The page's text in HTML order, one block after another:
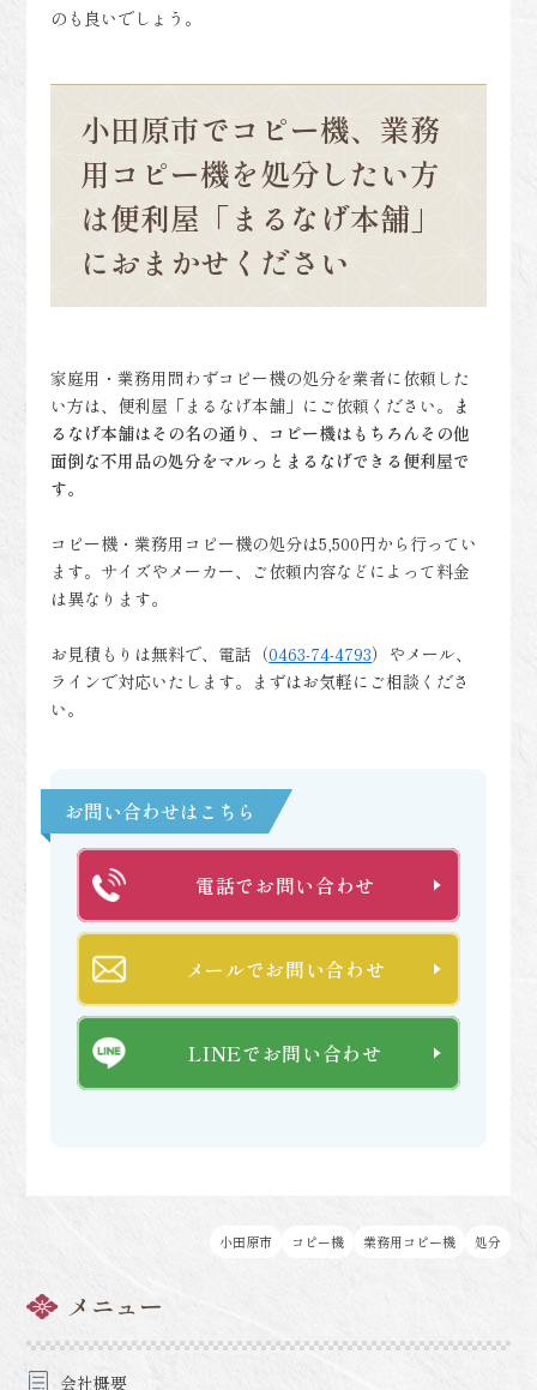
のも良いでしょう。
小田原市でコピー機、業務
用コピー機を処分したい方
は便利屋「まるなげ本舗」
におまかせください
家庭用・業務用問わずコピー機の処分を業者に依頼した
い方は、便利屋「まるなげ本舗」にご依頼ください。 ま
るなげ本舗はその名の通り、コピー機はもちろんその他
面倒な不用品の処分をマルっとまるなげできる便利屋で
す。
コピー機・業務用コピー機の処分は5,500円から行ってい
ます。サイズやメーカー、ご依頼内容などによって料金
は異なります。
お見積もりは無料で、電話（0463-74-4793）やメール、
ラインで対応いたします。まずはお気軽にご相談くださ
い。
お問い合わせはこちら
電話でお問い合わせ
メールでお問い合わせ
LINEでお問い合わせ
小田原市 コピー機 業務用コピー機 処分
メニュー
会社概要